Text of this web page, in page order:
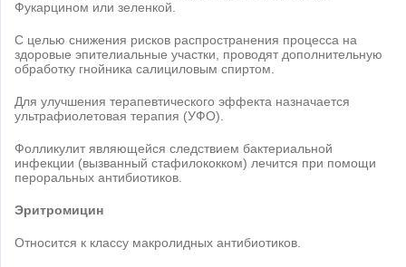
Фукарцином или зеленкой.
С целью снижения рисков распространения процесса на
здоровые эпителиальные участки, проводят дополнительную
обработку гнойника салициловым спиртом.
Для улучшения терапевтического эффекта назначается
ультрафиолетовая терапия (УФО).
Фолликулит являющейся следствием бактериальной
инфекции (вызванный стафилококком) лечится при помощи
пероральных антибиотиков.
Эритромицин
Относится к классу макролидных антибиотиков.